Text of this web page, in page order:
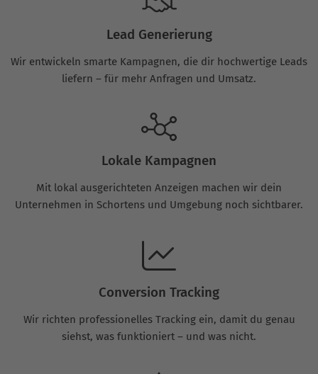
Lead Generierung
Wir entwickeln smarte Kampagnen, die dir hochwertige Leads
liefern – für mehr Anfragen und Umsatz.
Lokale Kampagnen
Mit lokal ausgerichteten Anzeigen machen wir dein
Unternehmen in Schortens und Umgebung noch sichtbarer.
Conversion Tracking
Wir richten professionelles Tracking ein, damit du genau
siehst, was funktioniert – und was nicht.